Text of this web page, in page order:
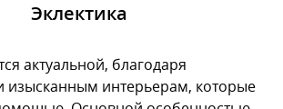
Эклектика
актуальной, благодаря
изысканным интерьерам, которые